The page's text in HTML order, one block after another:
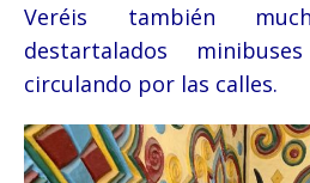
Veréis también
destartalados
circulando por las calles.